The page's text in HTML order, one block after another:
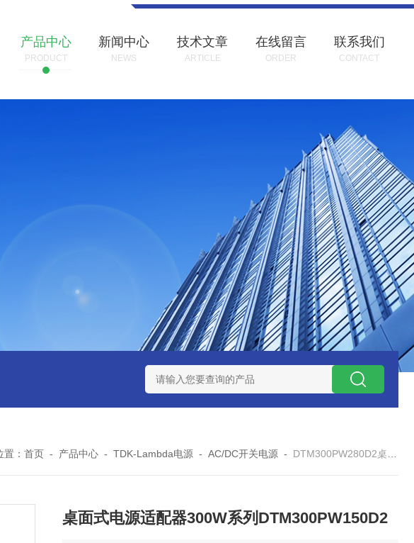
产品中心
PRODUCT
新闻中心
NEWS
技术文章
ARTICLE
在线留言
ORDER
联系我们
CONTACT
5150W系列开关电源MMK150S-24 MMK150S-12 MMK320S-12
置：首页 - 产品中心 -TDK-Lambda电源 -AC/DC开关电源 - DTM300PW280D2桌面式电源适配器300W系列DTM300PW150D2
桌面式电源适配器300W系列DTM300PW150D2